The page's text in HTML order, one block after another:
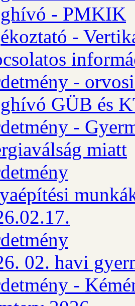
- PMKIK
-
-
GÜB és
-
miatt
02. havi
-